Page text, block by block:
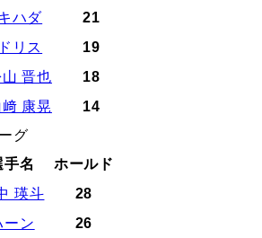
ハダ
21
ドリス
19
晋也
18
﨑 康晃
14
グ
手名
ホールド
瑛斗
28
ーン
26